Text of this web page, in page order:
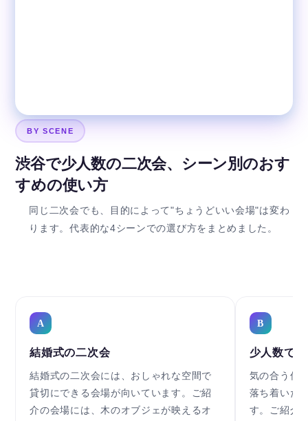
BY SCENE
渋谷で少人数の二次会、シーン別のおす
すめの使い方
同じ二次会でも、目的によって"ちょうどいい会場"は変わ
ります。代表的な4シーンでの選び方をまとめました。
A
結婚式の二次会
結婚式の二次会には、おしゃれな空間で
貸切にできる会場が向いています。ご紹
介の会場には、木のオブジェが映えるオ
B
少人数で
気の合う仲
落ち着いた
す。ご紹介